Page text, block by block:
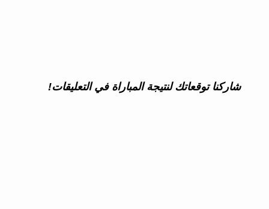
شاركنا توقعاتك لنتيجة المباراة في التعليقات!